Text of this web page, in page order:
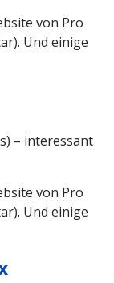
von Pro
Und einige
– interessant
von Pro
Und einige